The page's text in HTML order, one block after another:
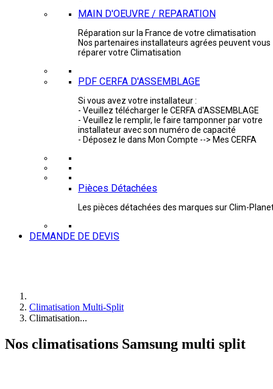
MAIN D'OEUVRE / REPARATION
Réparation sur la France de votre climatisation
Nos partenaires installateurs agrées peuvent vous
réparer votre Climatisation
PDF CERFA D'ASSEMBLAGE
Si vous avez votre installateur :
- Veuillez télécharger le CERFA d'ASSEMBLAGE
- Veuillez le remplir, le faire tamponner par votre
installateur avec son numéro de capacité
- Déposez le dans Mon Compte --> Mes CERFA
Pièces Détachées
Les pièces détachées des marques sur Clim-
DEMANDE DE DEVIS
Climatisation Multi-Split
Climatisation...
Nos climatisations Samsung multi split